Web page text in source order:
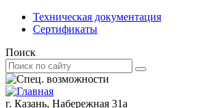
Техническая документация
Сертификаты
Поиск
г. Казань, Набережная 31а